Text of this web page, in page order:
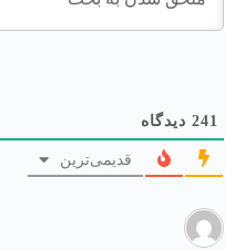
241 دیدگاه
قدیمی‌ترین